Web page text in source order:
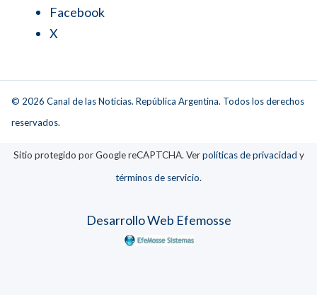
Facebook
X
© 2026 Canal de las Noticias. República Argentina. Todos los derechos
reservados.
Sitio protegido por Google reCAPTCHA. Verpolíticas de privacidad y
términos de servicio.
Desarrollo Web Efemosse